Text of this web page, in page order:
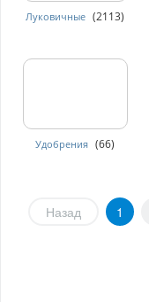
Луковичные (2113)
Удобрения (66)
Назад 1